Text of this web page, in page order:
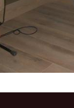
στήριξη…
αποστάσεως
εξ